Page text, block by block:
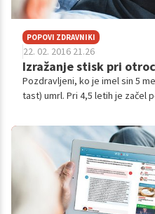
POPOVI ZDRAVNIKI
22. 02. 2016 21.26
Izražanje stisk pri
Pozdravljeni, ko je imel sin 5
tast) umrl. Pri 4,5 letih je začel
neutolažljiv...